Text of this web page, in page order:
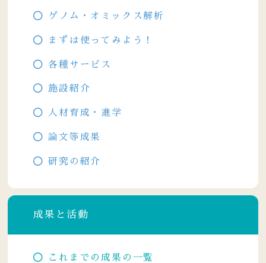
ゲノム・オミックス解析
まずは使ってみよう！
各種サービス
施設紹介
人材育成・進学
論文等成果
研究の紹介
成果と活動
これまでの成果の一覧